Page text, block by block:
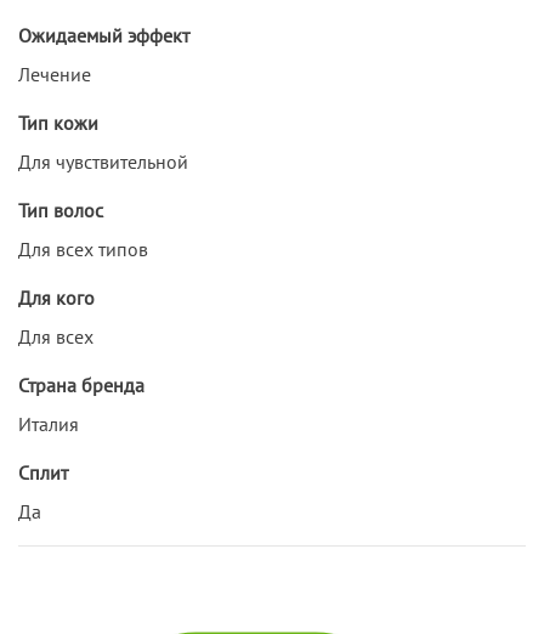
Ожидаемый эффект
Лечение
Тип кожи
Для чувствительной
Тип волос
Для всех типов
Для кого
Для всех
Страна бренда
Италия
Сплит
Да